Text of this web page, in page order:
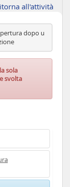
all'attività
dopo u
sola
svolta